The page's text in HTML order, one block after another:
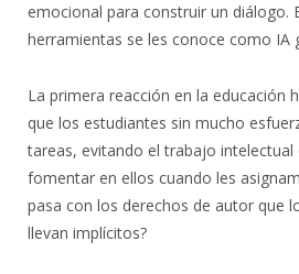
emocional para construir un diálogo.
herramientas se les conoce como IA
La primera reacción en la educación
que los estudiantes sin mucho
tareas, evitando el trabajo intelectual
fomentar en ellos cuando les
pasa con los derechos de autor que
llevan implícitos?